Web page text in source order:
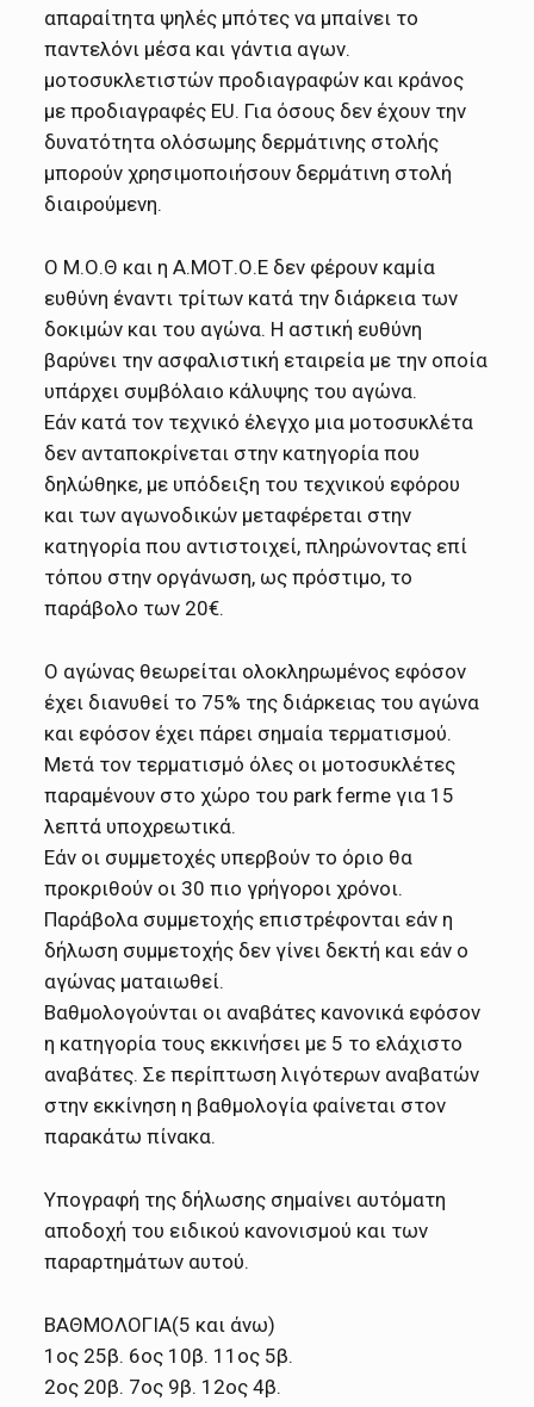
απαραίτητα ψηλές μπότες να μπαίνει το
παντελόνι μέσα και γάντια αγων.
μοτοσυκλετιστών προδιαγραφών και κράνος
με προδιαγραφές EU. Για όσους δεν έχουν την
δυνατότητα ολόσωμης δερμάτινης στολής
μπορούν χρησιμοποιήσουν δερμάτινη στολή
διαιρούμενη.
Ο Μ.Ο.Θ και η Α.ΜΟΤ.Ο.Ε δεν φέρουν καμία
ευθύνη έναντι τρίτων κατά την διάρκεια των
δοκιμών και του αγώνα. Η αστική ευθύνη
βαρύνει την ασφαλιστική εταιρεία με την οποία
υπάρχει συμβόλαιο κάλυψης του αγώνα.
Εάν κατά τον τεχνικό έλεγχο μια μοτοσυκλέτα
δεν ανταποκρίνεται στην κατηγορία που
δηλώθηκε, με υπόδειξη του τεχνικού εφόρου
και των αγωνοδικών μεταφέρεται στην
κατηγορία που αντιστοιχεί, πληρώνοντας επί
τόπου στην οργάνωση, ως πρόστιμο, το
παράβολο των 20€.
Ο αγώνας θεωρείται ολοκληρωμένος εφόσον
έχει διανυθεί το 75% της διάρκειας του αγώνα
και εφόσον έχει πάρει σημαία τερματισμού.
Μετά τον τερματισμό όλες οι μοτοσυκλέτες
παραμένουν στο χώρο του park ferme για 15
λεπτά υποχρεωτικά.
Εάν οι συμμετοχές υπερβούν το όριο θα
προκριθούν οι 30 πιο γρήγοροι χρόνοι.
Παράβολα συμμετοχής επιστρέφονται εάν η
δήλωση συμμετοχής δεν γίνει δεκτή και εάν ο
αγώνας ματαιωθεί.
Βαθμολογούνται οι αναβάτες κανονικά εφόσον
η κατηγορία τους εκκινήσει με 5 το ελάχιστο
αναβάτες. Σε περίπτωση λιγότερων αναβατών
στην εκκίνηση η βαθμολογία φαίνεται στον
παρακάτω πίνακα.
Υπογραφή της δήλωσης σημαίνει αυτόματη
αποδοχή του ειδικού κανονισμού και των
παραρτημάτων αυτού.
ΒΑΘΜΟΛΟΓΙΑ(5 και άνω)
1ος 25β. 6ος 10β. 11ος 5β.
2ος 20β. 7ος 9β. 12ος 4β.